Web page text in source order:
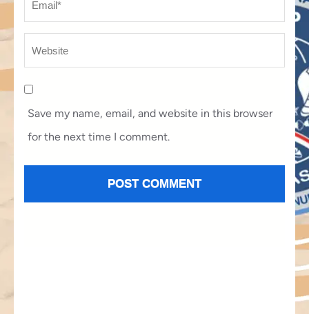
Save my name, email, and website in this browser
for the next time I comment.